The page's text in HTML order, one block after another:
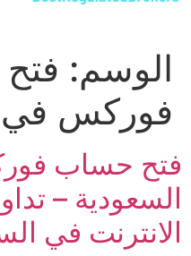
الوسم:
فوركس في
فتح حساب
السعودية –
الانترنت في